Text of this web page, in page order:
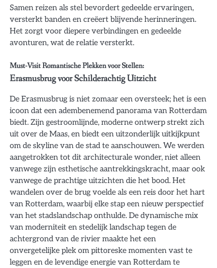
Samen reizen als stel bevordert gedeelde ervaringen,
versterkt banden en creëert blijvende herinneringen.
Het zorgt voor diepere verbindingen en gedeelde
avonturen, wat de relatie versterkt.
Must-Visit Romantische Plekken voor Stellen:
Erasmusbrug voor Schilderachtig Uitzicht
De Erasmusbrug is niet zomaar een oversteek; het is een
icoon dat een adembenemend panorama van Rotterdam
biedt. Zijn gestroomlijnde, moderne ontwerp strekt zich
uit over de Maas, en biedt een uitzonderlijk uitkijkpunt
om de skyline van de stad te aanschouwen. We werden
aangetrokken tot dit architecturale wonder, niet alleen
vanwege zijn esthetische aantrekkingskracht, maar ook
vanwege de prachtige uitzichten die het bood. Het
wandelen over de brug voelde als een reis door het hart
van Rotterdam, waarbij elke stap een nieuw perspectief
van het stadslandschap onthulde. De dynamische mix
van moderniteit en stedelijk landschap tegen de
achtergrond van de rivier maakte het een
onvergetelijke plek om pittoreske momenten vast te
leggen en de levendige energie van Rotterdam te